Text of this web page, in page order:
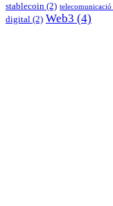
stablecoin (2) telecomunicació
digital (2) Web3 (4)